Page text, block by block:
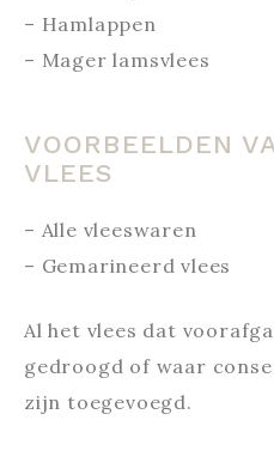
– Hamlappen
– Mager lamsvlees
VOORBEELDEN
VLEES
– Alle vleeswaren
– Gemarineerd vlees
Al het vlees dat
gedroogd of waar
zijn toegevoegd.